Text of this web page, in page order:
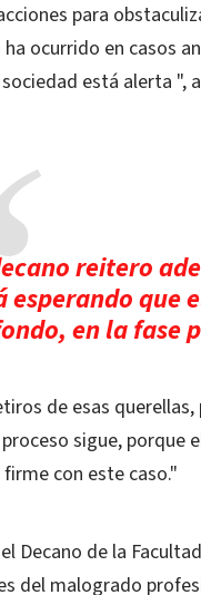
para
ocurrido en casos
está alerta ",
reitero
esperando que
en la fase
de esas
sigue, porque
con este caso."
Decano de la
del malogrado